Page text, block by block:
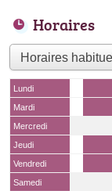
Horaires
Lundi
Mardi
Mercredi
Jeudi
Vendredi
Samedi